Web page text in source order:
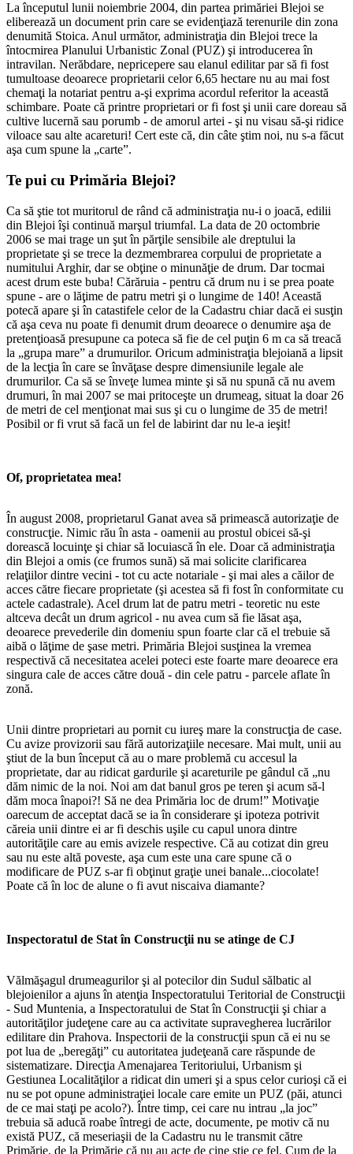
La începutul lunii noiembrie 2004, din partea primăriei Blejoi se
eliberează un document prin care se evidenţiază terenurile din zona
denumită Stoica. Anul următor, administraţia din Blejoi trece la
întocmirea Planului Urbanistic Zonal (PUZ) şi introducerea în
intravilan. Nerăbdare, nepricepere sau elanul edilitar par să fi fost
tumultoase deoarece proprietarii celor 6,65 hectare nu au mai fost
chemaţi la notariat pentru a-şi exprima acordul referitor la această
schimbare. Poate că printre proprietari or fi fost şi unii care doreau să
cultive lucernă sau porumb - de amorul artei - şi nu visau să-şi ridice
viloace sau alte acareturi! Cert este că, din câte ştim noi, nu s-a făcut
aşa cum spune la „carte”.
Te pui cu Primăria Blejoi?
Ca să ştie tot muritorul de rând că administraţia nu-i o joacă, edilii
din Blejoi îşi continuă marşul triumfal. La data de 20 octombrie
2006 se mai trage un şut în părţile sensibile ale dreptului la
proprietate şi se trece la dezmembrarea corpului de proprietate a
numitului Arghir, dar se obţine o minunăţie de drum. Dar tocmai
acest drum este buba! Cărăruia - pentru că drum nu i se prea poate
spune - are o lăţime de patru metri şi o lungime de 140! Această
potecă apare şi în catastifele celor de la Cadastru chiar dacă ei susţin
că aşa ceva nu poate fi denumit drum deoarece o denumire aşa de
pretenţioasă presupune ca poteca să fie de cel puţin 6 m ca să treacă
la „grupa mare” a drumurilor. Oricum administraţia blejoiană a lipsit
de la lecţia în care se învăţase despre dimensiunile legale ale
drumurilor. Ca să se înveţe lumea minte şi să nu spună că nu avem
drumuri, în mai 2007 se mai pritoceşte un drumeag, situat la doar 26
de metri de cel menţionat mai sus şi cu o lungime de 35 de metri!
Posibil or fi vrut să facă un fel de labirint dar nu le-a ieşit!
Of, proprietatea mea!
În august 2008, proprietarul Ganat avea să primească autorizaţie de
construcţie. Nimic rău în asta - oamenii au prostul obicei să-şi
dorească locuinţe şi chiar să locuiască în ele. Doar că administraţia
din Blejoi a omis (ce frumos sună) să mai solicite clarificarea
relaţiilor dintre vecini - tot cu acte notariale - şi mai ales a căilor de
acces către fiecare proprietate (şi acestea să fi fost în conformitate cu
actele cadastrale). Acel drum lat de patru metri - teoretic nu este
altceva decât un drum agricol - nu avea cum să fie lăsat aşa,
deoarece prevederile din domeniu spun foarte clar că el trebuie să
aibă o lăţime de şase metri. Primăria Blejoi susţinea la vremea
respectivă că necesitatea acelei poteci este foarte mare deoarece era
singura cale de acces către două - din cele patru - parcele aflate în
zonă.
Unii dintre proprietari au pornit cu iureş mare la construcţia de case.
Cu avize provizorii sau fără autorizaţiile necesare. Mai mult, unii au
ştiut de la bun început că au o mare problemă cu accesul la
proprietate, dar au ridicat gardurile şi acareturile pe gândul că „nu
dăm nimic de la noi. Noi am dat banul gros pe teren şi acum să-l
dăm moca înapoi?! Să ne dea Primăria loc de drum!” Motivaţie
oarecum de acceptat dacă se ia în considerare şi ipoteza potrivit
căreia unii dintre ei ar fi deschis uşile cu capul unora dintre
autorităţile care au emis avizele respective. Că au cotizat din greu
sau nu este altă poveste, aşa cum este una care spune că o
modificare de PUZ s-ar fi obţinut graţie unei banale...ciocolate!
Poate că în loc de alune o fi avut niscaiva diamante?
Inspectoratul de Stat în Construcţii nu se atinge de CJ
Vălmăşagul drumeagurilor şi al potecilor din Sudul sălbatic al
blejoienilor a ajuns în atenţia Inspectoratului Teritorial de Construcţii
- Sud Muntenia, a Inspectoratului de Stat în Construcţii şi chiar a
autorităţilor judeţene care au ca activitate supravegherea lucrărilor
edilitare din Prahova. Inspectorii de la construcţii spun că ei nu se
pot lua de „beregăţi” cu autoritatea judeţeană care răspunde de
sistematizare. Direcţia Amenajarea Teritoriului, Urbanism şi
Gestiunea Localităţilor a ridicat din umeri şi a spus celor curioşi că ei
nu se pot opune administraţiei locale care emite un PUZ (păi, atunci
de ce mai staţi pe acolo?). Între timp, cei care nu intrau „la joc”
trebuia să aducă roabe întregi de acte, documente, pe motiv că nu
există PUZ, că meseriaşii de la Cadastru nu le transmit către
Primărie, de la Primărie că nu au acte de cine ştie ce fel. Cum de la